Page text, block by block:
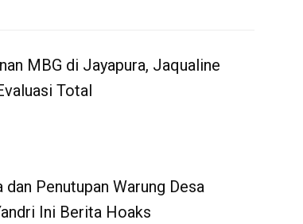
MBG di Jayapura, Jaqualine
Total
dan Penutupan Warung Desa
Ini Berita Hoaks